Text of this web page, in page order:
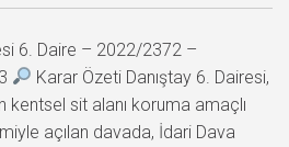
6. Daire – 2022/2372 –
Karar Özeti Danıştay 6. Dairesi,
kentsel sit alanı koruma amaçlı
açılan davada, İdari Dava